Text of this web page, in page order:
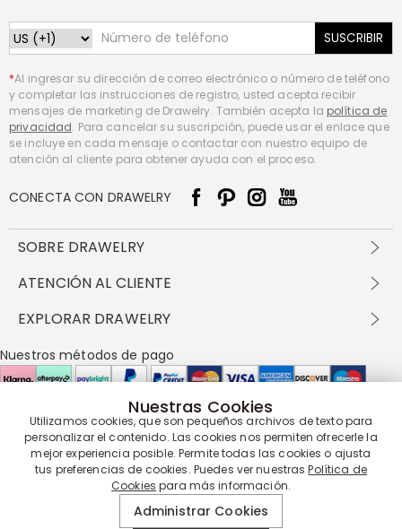
SUSCRIBIR
*Al ingresar su dirección de correo electrónico o número de teléfono
y completar las instrucciones de registro, usted acepta recibir
mensajes de marketing de Drawelry. También acepta la política de
privacidad. Para cancelar su suscripción, puede usar el enlace que
se incluye en cada mensaje o contactar con nuestro equipo de
atención al cliente para obtener ayuda con el proceso.
CONECTA CON DRAWELRY
SOBRE DRAWELRY
Sobre nosotros
política de privacidad
Preguntas frecuentes
ATENCIÓN AL CLIENTE
Envío y entrega
Devolución en 60 días
Cómo cuidar
EXPLORAR DRAWELRY
Drawelry Prime
Programa de Recompensas
Nuestros métodos de pago
Nuestros socios de entrega
Nuestra garantía de servicio
Nuestras Cookies
Utilizamos cookies, que son pequeños archivos de texto para
personalizar el contenido. Las cookies nos permiten ofrecerle la
mejor experiencia posible. Permite todas las cookies o ajusta
tus preferencias de cookies. Puedes ver nuestrasPolítica de
Cookies para más información.
Administrar Cookies